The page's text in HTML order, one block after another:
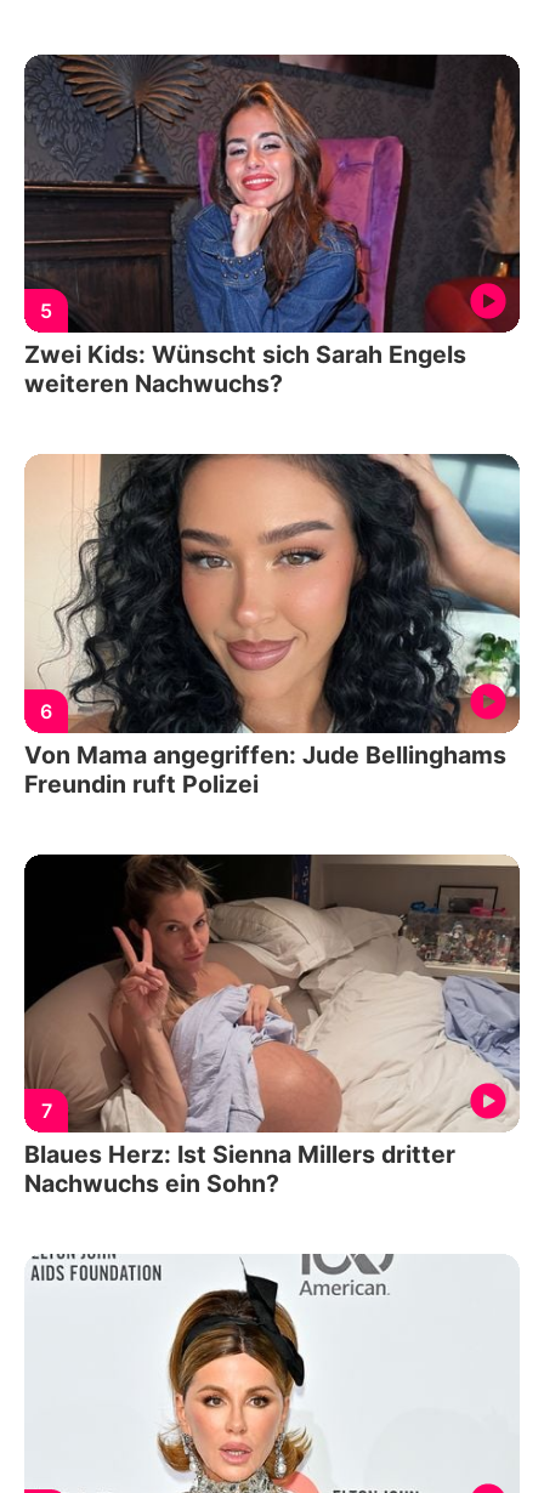
5
Zwei Kids: Wünscht sich Sarah Engels
weiteren Nachwuchs?
6
Von Mama angegriffen: Jude Bellinghams
Freundin ruft Polizei
7
Blaues Herz: Ist Sienna Millers dritter
Nachwuchs ein Sohn?